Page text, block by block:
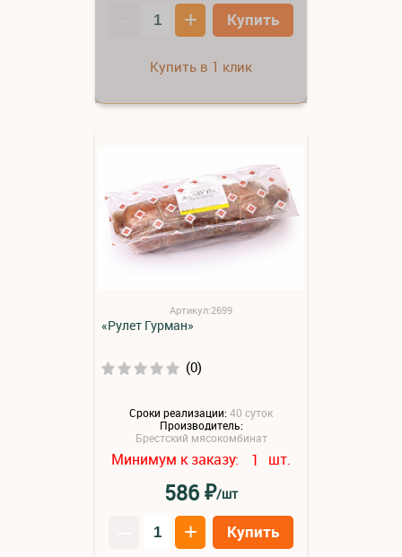
+ Купить
Купить в 1 клик
Артикул:2699
«Рулет Гурман»
(0)
Сроки реализации:40 суток
Производитель:
Брестский мясокомбинат
Минимум к заказу: 1 шт.
586₽/шт
+ Купить